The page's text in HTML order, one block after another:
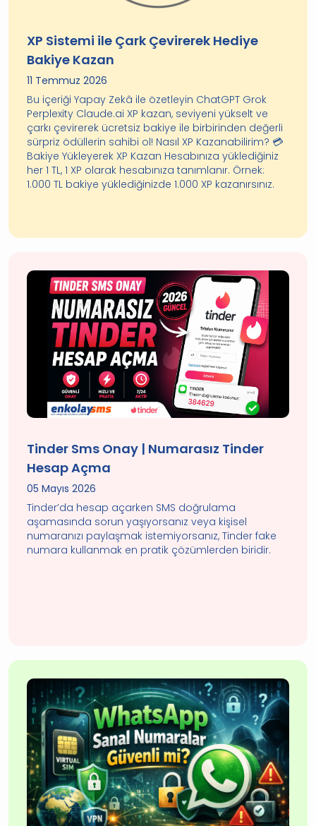
XP Sistemi ile Çark Çevirerek Hediye
Bakiye Kazan
11 Temmuz 2026
Bu içeriği Yapay Zekâ ile özetleyin ChatGPT Grok
Perplexity Claude.ai XP kazan, seviyeni yükselt ve
çarkı çevirerek ücretsiz bakiye ile birbirinden değerli
sürpriz ödüllerin sahibi ol! Nasıl XP Kazanabilirim? 💳
Bakiye Yükleyerek XP Kazan Hesabınıza yüklediğiniz
her 1 TL, 1 XP olarak hesabınıza tanımlanır. Örnek:
1.000 TL bakiye yüklediğinizde 1.000 XP kazanırsınız.
Tinder Sms Onay | Numarasız Tinder
Hesap Açma
05 Mayıs 2026
Tinder’da hesap açarken SMS doğrulama
aşamasında sorun yaşıyorsanız veya kişisel
numaranızı paylaşmak istemiyorsanız, Tinder fake
numara kullanmak en pratik çözümlerden biridir.